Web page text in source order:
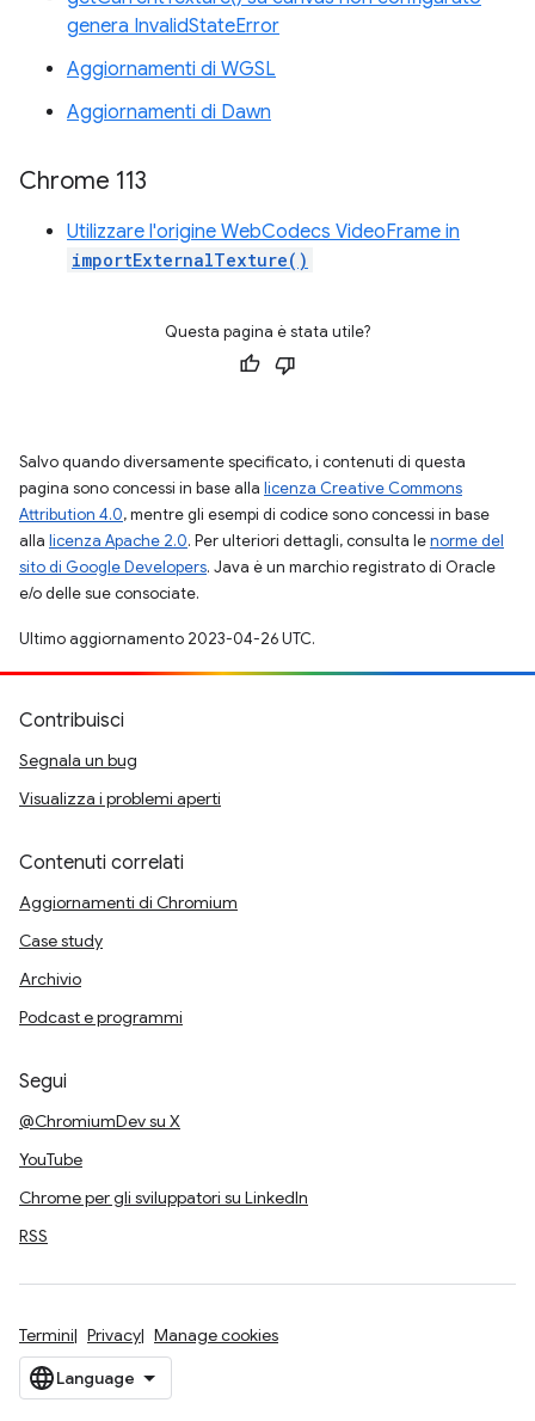
genera InvalidStateError
Aggiornamenti di WGSL
Aggiornamenti di Dawn
Chrome 113
Utilizzare l'origine WebCodecs VideoFrame in
importExternalTexture()
Questa pagina è stata utile?
Salvo quando diversamente specificato, i contenuti di questa
pagina sono concessi in base alla licenza Creative Commons
Attribution 4.0, mentre gli esempi di codice sono concessi in base
alla licenza Apache 2.0. Per ulteriori dettagli, consulta lenorme del
sito di Google Developers. Java è un marchio registrato di Oracle
e/o delle sue consociate.
Ultimo aggiornamento 2023-04-26 UTC.
Contribuisci
Segnala un bug
Visualizza i problemi aperti
Contenuti correlati
Aggiornamenti di Chromium
Case study
Archivio
Podcast e programmi
Segui
@ChromiumDev su X
YouTube
Chrome per gli sviluppatori su LinkedIn
RSS
Termini Privacy Manage cookies